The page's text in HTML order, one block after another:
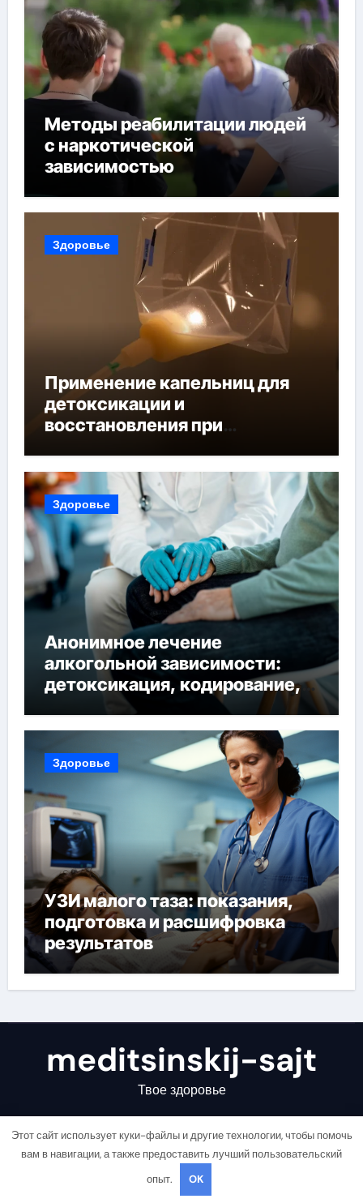
Методы реабилитации людей
с наркотической
зависимостью
Здоровье
Применение капельниц для
детоксикации и
восстановления при
Здоровье
Анонимное лечение
алкогольной зависимости:
детоксикация, кодирование,
реабилитация, полный курс и
конфиденциальность
Здоровье
УЗИ малого таза: показания,
подготовка и расшифровка
результатов
meditsinskij-sajt
Твое здоровье
Copyright © All rights reserved |
Этот сайт использует куки-файлы и другие технологии, чтобы помочь
вам в навигации, а также предоставить лучший пользовательский
опыт.
OK